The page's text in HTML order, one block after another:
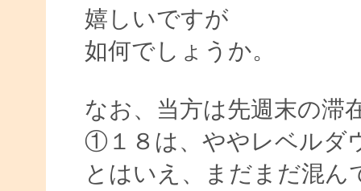
嬉しいですが
如何でしょうか。
なお、当方は先週末の滞
①１８は、ややレベルダ
とはいえ、まだまだ混